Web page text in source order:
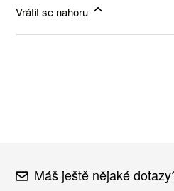
Vrátit se nahoru
Máš ještě nějaké